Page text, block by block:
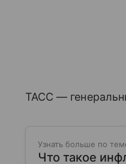
ТАСС —
Узнать больше по
Что такое